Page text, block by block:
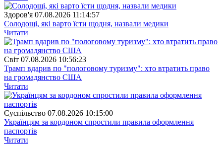
Здоров'я 07.08.2026 11:14:57
Солодощі, які варто їсти щодня, назвали медики
Читати
Свiт 07.08.2026 10:56:23
Трамп вдарив по "пологовому туризму": хто втратить право
на громадянство США
Читати
Суспiльство 07.08.2026 10:15:00
Українцям за кордоном спростили правила оформлення
паспортів
Читати